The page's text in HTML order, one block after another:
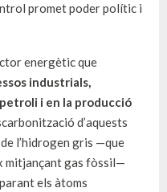
promet poder polític i
energètic que
industrials,
i en la producció
d’aquests
l’hidrogen gris —que
mitjançant gas fòssil—
els àtoms